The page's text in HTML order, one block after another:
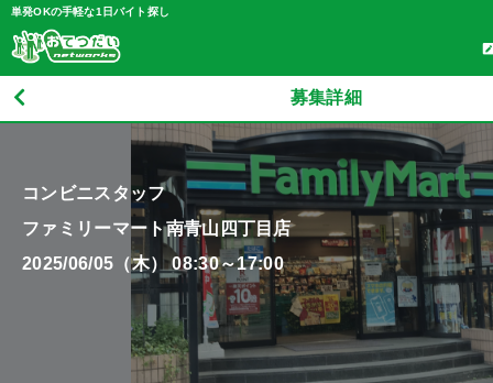
単発OKの手軽な1日バイト探し
募集詳細
コンビニスタッフ
ファミリーマート南青山四丁目店
2025/06/05（木） 08:30～17:00